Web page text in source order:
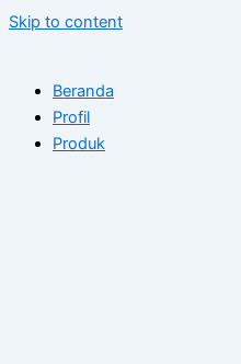
Skip to content
Beranda
Profil
Produk